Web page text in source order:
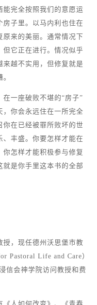
能完全按照我们的意愿运
子里。以马内利也住在
来的美丽。通常情况下
但它正在进行。情况似乎
来越不实用，但修复就是
一座破败不堪的“房子”
，你会永远住在一所完全
你在已经被罪所败坏的世
、丰盛。你要怎样才能在
怎样才能积极参与修复
是你手里这本书的全部
授，现任德州沃思堡市教
Pastoral Life and Care）
信会神学院访问教授和费